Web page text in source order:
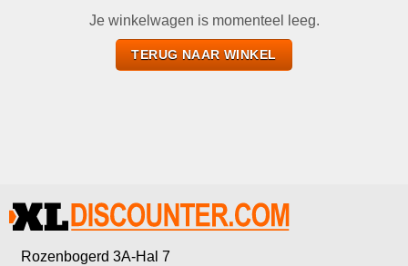
Je winkelwagen is momenteel leeg.
TERUG NAAR WINKEL
Rozenbogerd 3A-Hal 7